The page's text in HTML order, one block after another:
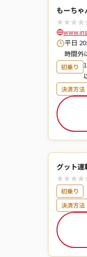
もーちゃ
★★★★
平日
時間外
初乗り
決済方法
グット運
★★★★
初乗り
決済方法